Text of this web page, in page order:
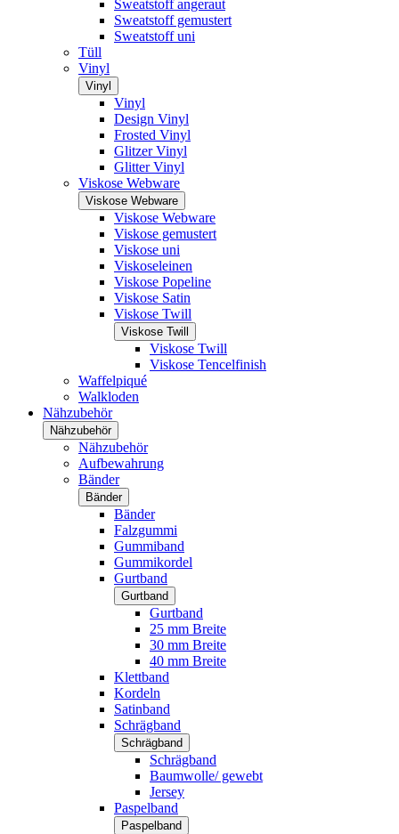
Sweatstoff angeraut
Sweatstoff gemustert
Sweatstoff uni
Tüll
Vinyl
Vinyl
Vinyl
Design Vinyl
Frosted Vinyl
Glitzer Vinyl
Glitter Vinyl
Viskose Webware
Viskose Webware
Viskose Webware
Viskose gemustert
Viskose uni
Viskoseleinen
Viskose Popeline
Viskose Satin
Viskose Twill
Viskose Twill
Viskose Twill
Viskose Tencelfinish
Waffelpiqué
Walkloden
Nähzubehör
Nähzubehör
Nähzubehör
Aufbewahrung
Bänder
Bänder
Bänder
Falzgummi
Gummiband
Gummikordel
Gurtband
Gurtband
Gurtband
25 mm Breite
30 mm Breite
40 mm Breite
Klettband
Kordeln
Satinband
Schrägband
Schrägband
Schrägband
Baumwolle/ gewebt
Jersey
Paspelband
Paspelband